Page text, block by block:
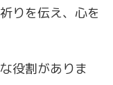
りを伝え、心を
役割がありま